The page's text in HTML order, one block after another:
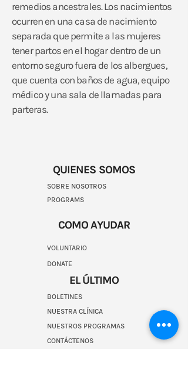
remedios ancestrales. Los nacimientos
ocurren en una casa de nacimiento
separada que permite a las mujeres
tener partos en el hogar dentro de un
entorno seguro fuera de los albergues,
que cuenta con baños de agua, equipo
médico y una sala de llamadas para
parteras.
QUIENES SOMOS
SOBRE NOSOTROS
PROGRAMS
COMO AYUDAR
VOLUNTARIO
EL ÚLTIMO
BOLETINES
NUESTRA CLÍNICA
NUESTROS PROGRAMAS
CONTÁCTENOS
DONATE